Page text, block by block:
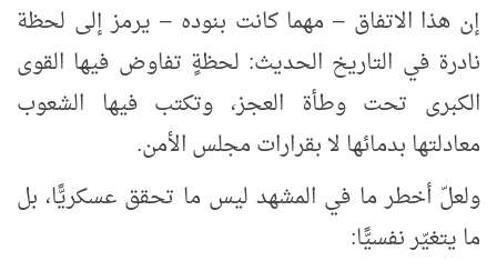
إن هذا الاتفاق– مهما كانت بنوده –يرمز إلى لحظة
نادرة في التاريخ الحديث: لحظةٍ تفاوض فيها القوى
الكبرى تحت وطأة العجز، وتكتب فيها الشعوب
معادلتها بدمائها لا بقرارات مجلس الأمن.
ولعلّ أخطر ما في المشهد ليس ما تحقق عسكريًّا، بل
ما يتغيّر نفسيًّا: